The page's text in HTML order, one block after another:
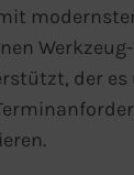
der es